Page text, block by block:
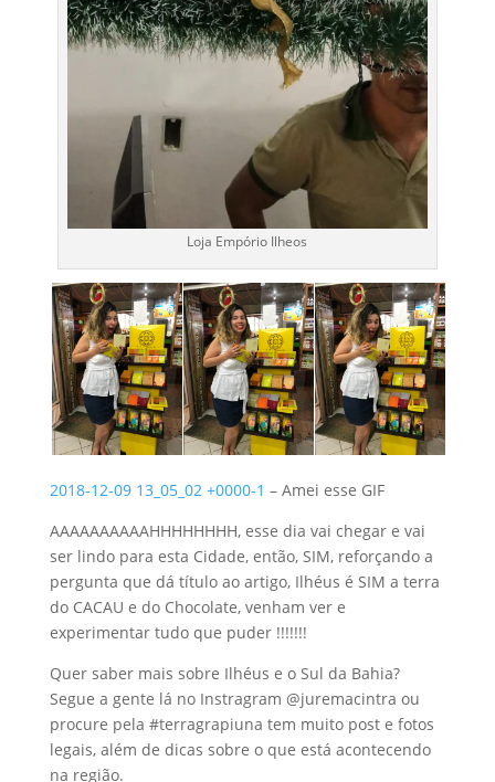
Loja Empório Ilheos
2018-12-09 13_05_02 +0000-1 – Amei esse GIF
AAAAAAAAAAHHHHHHHH, esse dia vai chegar e vai
ser lindo para esta Cidade, então, SIM, reforçando a
pergunta que dá título ao artigo, Ilhéus é SIM a terra
do CACAU e do Chocolate, venham ver e
experimentar tudo que puder !!!!!!!
Quer saber mais sobre Ilhéus e o Sul da Bahia?
Segue a gente lá no Instragram @juremacintra ou
procure pela #terragrapiuna tem muito post e fotos
legais, além de dicas sobre o que está acontecendo
na região.